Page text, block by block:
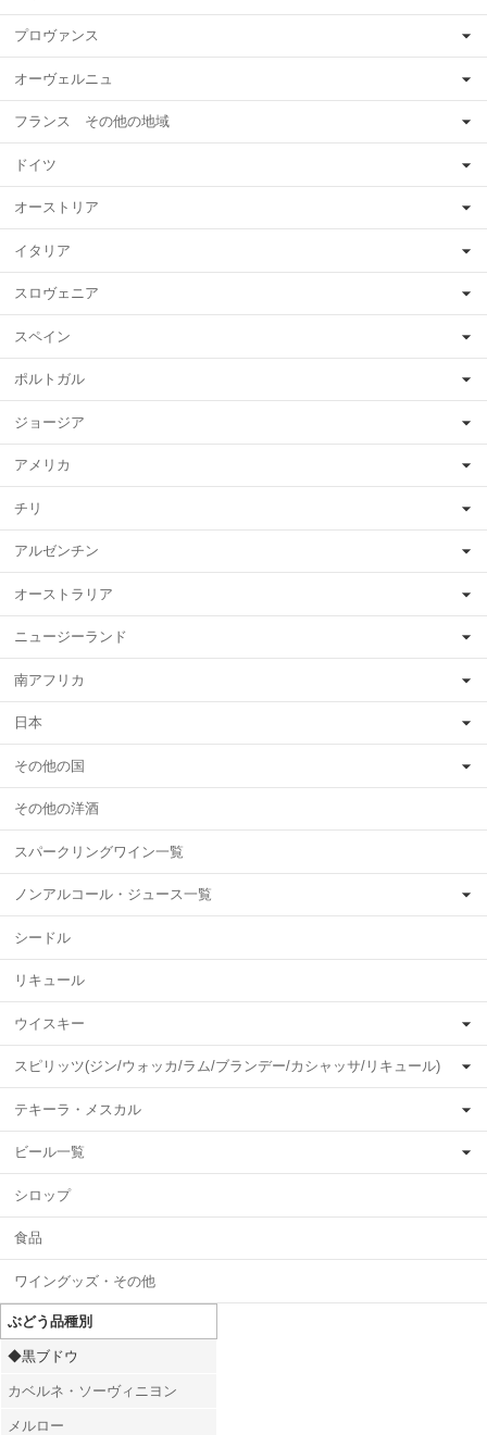
プロヴァンス
オーヴェルニュ
フランス その他の地域
ドイツ
オーストリア
イタリア
スロヴェニア
スペイン
ポルトガル
ジョージア
アメリカ
チリ
アルゼンチン
オーストラリア
ニュージーランド
南アフリカ
日本
その他の国
その他の洋酒
スパークリングワイン一覧
ノンアルコール・ジュース一覧
シードル
リキュール
ウイスキー
スピリッツ(ジン/ウォッカ/ラム/ブランデー/カシャッサ/リキュール)
テキーラ・メスカル
ビール一覧
シロップ
食品
ワイングッズ・その他
ぶどう品種別
◆黒ブドウ
カベルネ・ソーヴィニヨン
メルロー